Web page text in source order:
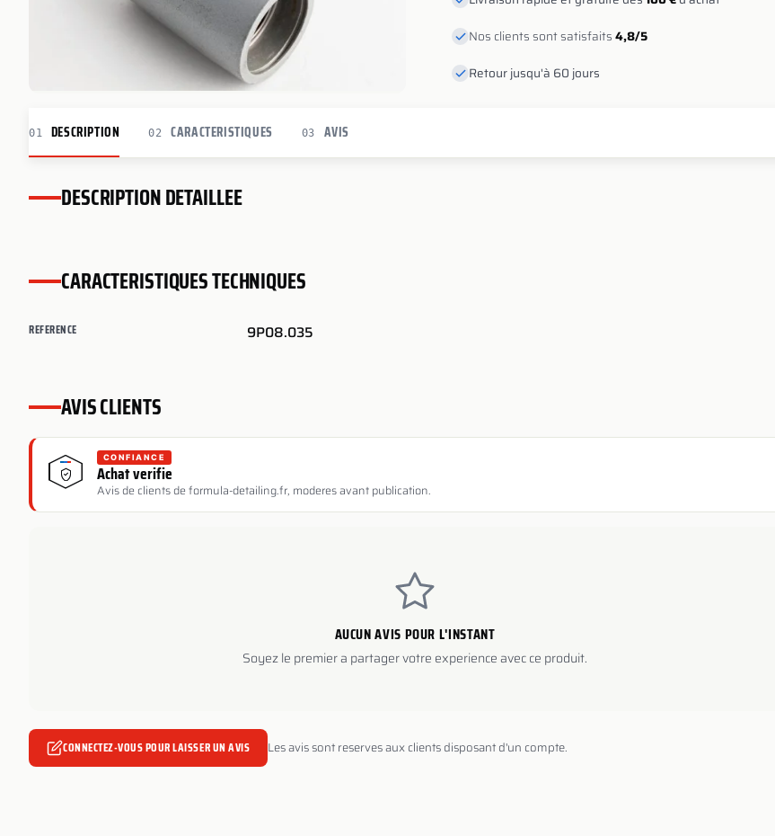
Nos clients sont satisfaits4,8/5
Retour jusqu'à 60 jours
01 DESCRIPTION 02 CARACTERISTIQUES 03 AVIS
DESCRIPTION DETAILLEE
CARACTERISTIQUES TECHNIQUES
REFERENCE 9P08.035
AVIS CLIENTS
CONFIANCE
Achat verifie
Avis de clients de formula-detailing.fr, moderes avant publication.
AUCUN AVIS POUR L'INSTANT
Soyez le premier a partager votre experience avec ce produit.
CONNECTEZ-VOUS POUR LAISSER UN AVIS Les avis sont reserves aux clients disposant d'un compte.